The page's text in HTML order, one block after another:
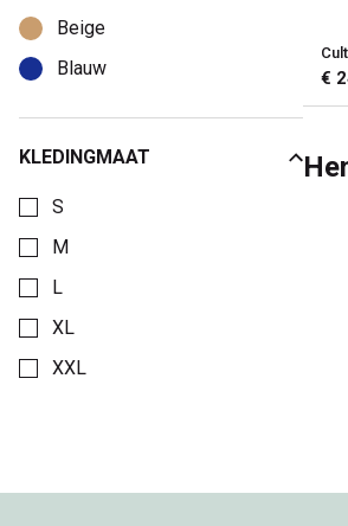
Beige
Blauw
KLEDINGMAAT
Kies een Kledingmaat om op te filteren
S
M
L
XL
XXL
€